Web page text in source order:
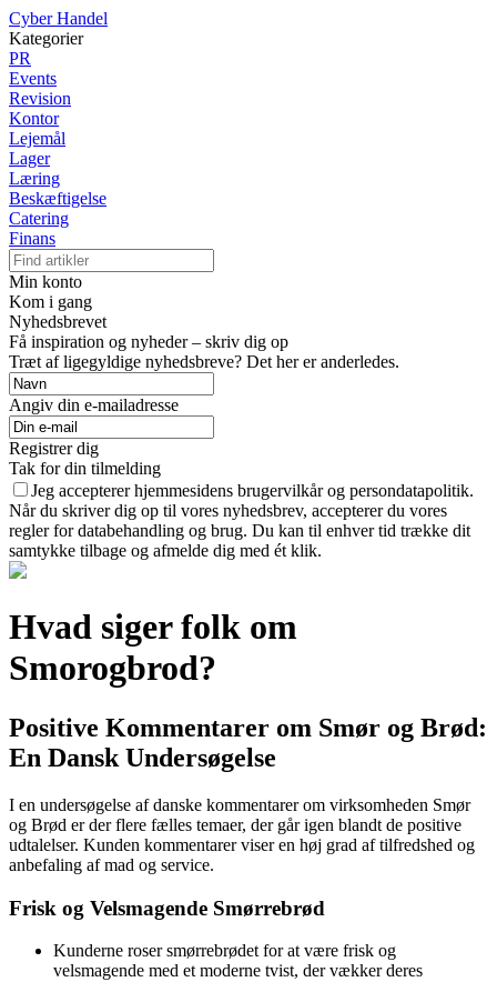
Cyber Handel
Kategorier
PR
Events
Revision
Kontor
Lejemål
Lager
Læring
Beskæftigelse
Catering
Finans
Min konto
Kom i gang
Nyhedsbrevet
Få inspiration og nyheder – skriv dig op
Træt af ligegyldige nyhedsbreve? Det her er anderledes.
Angiv din e-mailadresse
Registrer dig
Tak for din tilmelding
Jeg accepterer hjemmesidens brugervilkår og persondatapolitik.
Når du skriver dig op til vores nyhedsbrev, accepterer du vores
regler for databehandling og brug. Du kan til enhver tid trække dit
samtykke tilbage og afmelde dig med ét klik.
Hvad siger folk om
Smorogbrod?
Positive Kommentarer om Smør og Brød:
En Dansk Undersøgelse
I en undersøgelse af danske kommentarer om virksomheden Smør
og Brød er der flere fælles temaer, der går igen blandt de positive
udtalelser. Kunden kommentarer viser en høj grad af tilfredshed og
anbefaling af mad og service.
Frisk og Velsmagende Smørrebrød
Kunderne roser smørrebrødet for at være frisk og
velsmagende med et moderne tvist, der vækker deres